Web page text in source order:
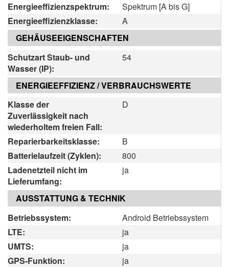
Energieeffizienzspektrum:
Spektrum [A bis G]
Energieeffizienzklasse:
A
GEHÄUSEEIGENSCHAFTEN
Schutzart Staub- und
Wasser (IP):
54
ENERGIEEFFIZIENZ / VERBRAUCHSWERTE
Klasse der
Zuverlässigkeit nach
wiederholtem freien Fall:
D
Reparierbarkeitsklasse:
B
Batterielaufzeit (Zyklen):
800
Ladenetzteil nicht im
Lieferumfang:
ja
AUSSTATTUNG & TECHNIK
Betriebssystem:
Android Betriebssystem
LTE:
ja
UMTS:
ja
GPS-Funktion:
ja